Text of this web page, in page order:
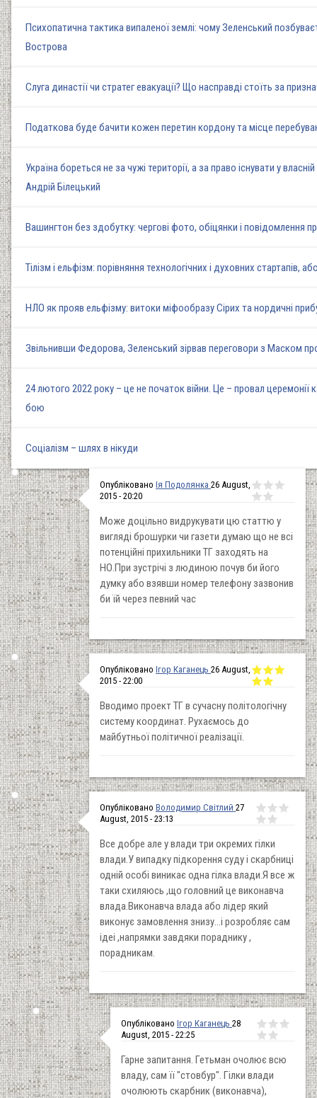
Психопатична тактика випаленої землі: чому Зеленський
Вострова
Слуга династії чи стратег евакуації? Що насправді стоїть за
Податкова буде бачити кожен перетин кордону та місце
Україна бореться не за чужі території, а за право існувати у
Андрій Білецький
Вашингтон без здобутку: чергові фото, обіцянки і повідомлення
Тілізм і ельфізм: порівняння технологічних і духовних стартапів,
НЛО як прояв ельфізму: витоки міфообразу Сірих та нордичні
Звільнивши Федорова, Зеленський зірвав переговори з Маском
24 лютого 2022 року – це не початок війни. Це – провал церемонії
бою
Соціалізм – шлях в нікуди
Опубліковано Ія Подолянка 26 August,
2015 - 20:20
Може доцільно видрукувати цю статтю у
вигляді брошурки чи газети думаю що не всі
потенційні прихильники ТГ заходять на
НО.При зустрічі з людиною почув би його
думку або взявши номер телефону зазвонив
би їй через певний час
Опубліковано Ігор Каганець 26 August,
2015 - 22:00
Вводимо проект ТГ в сучасну політологічну
систему координат. Рухаємось до
майбутньої політичної реалізації.
Опубліковано Володимир Світлий 27
August, 2015 - 23:13
Все добре але у влади три окремих гілки
влади.У випадку підкорення суду і скарбниці
одній особі виникає одна гілка влади.Я все ж
таки схиляюсь ,що головний це виконавча
влада.Виконавча влада або лідер який
виконує замовлення знизу...і розробляє сам
ідеі ,напрямки завдяки пораднику ,
порадникам.
Опубліковано Ігор Каганець 28
August, 2015 - 22:25
Гарне запитання. Гетьман очолює всю
владу, сам її "стовбур". Гілки влади
очолюють скарбник (виконавча),